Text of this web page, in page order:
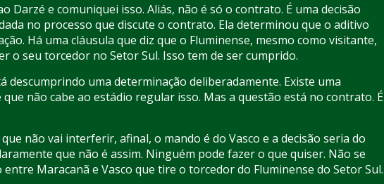
Darzé e comuniquei isso. Aliás, não é só o contrato. É uma decisão
no processo que discute o contrato. Ela determinou que o aditivo
Há uma cláusula que diz que o Fluminense, mesmo como visitante,
o seu torcedor no Setor Sul. Isso tem de ser cumprido.
descumprindo uma determinação deliberadamente. Existe uma
que não cabe ao estádio regular isso. Mas a questão está no contrato. É
não vai interferir, afinal, o mando é do Vasco e a decisão seria do
que não é assim. Ninguém pode fazer o que quiser. Não se
Maracanã e Vasco que tire o torcedor do Fluminense do Setor Sul.